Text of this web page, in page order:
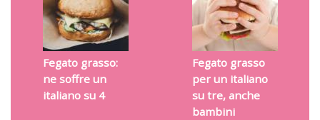
Fegato grasso:
ne soffre un
italiano su 4
Fegato grasso
per un italiano
su tre, anche
bambini